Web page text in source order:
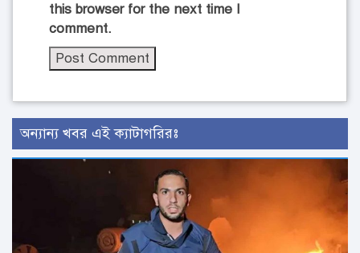
this browser for the next time I
comment.
অন্যান্য খবর এই ক্যাটাগরিরঃ